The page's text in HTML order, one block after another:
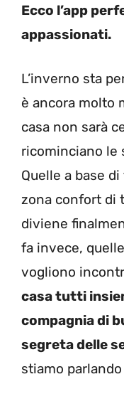
Ecco l’app
appassionati.
L’inverno sta
è ancora molto
casa non sarà
ricominciano le
Quelle a base
zona confort di
diviene
fa invece,
vogliono
casa tutti
compagnia di
segreta delle
stiamo